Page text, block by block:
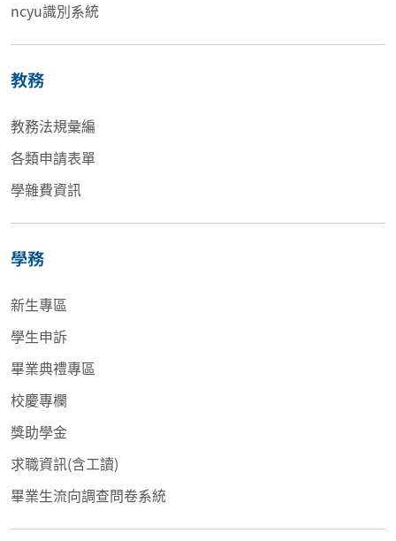
ncyu識別系統
教務
教務法規彙編
各類申請表單
學雜費資訊
學務
新生專區
學生申訴
畢業典禮專區
校慶專欄
獎助學金
求職資訊(含工讀)
畢業生流向調查問卷系統